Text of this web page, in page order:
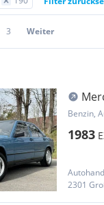
3 Weiter
Benzin,
1983
2301